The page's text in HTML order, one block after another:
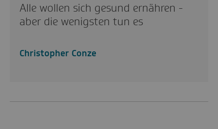
Alle wollen sich gesund ernähren -
aber die wenigsten tun es
Christopher Conze